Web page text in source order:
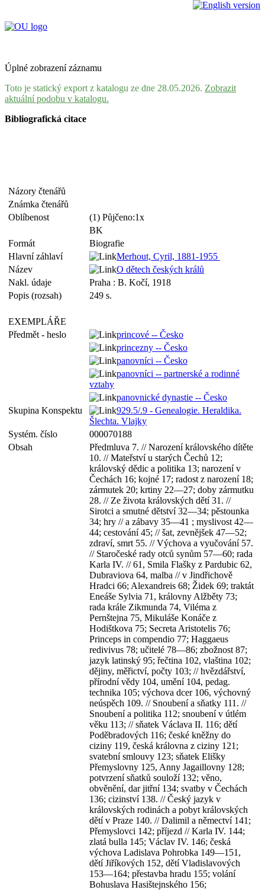
Úplné zobrazení záznamu
Toto je statický export z katalogu ze dne 28.05.2026. Zobrazit
aktuální podobu v katalogu.
Bibliografická citace
Názory čtenářů
Známka čtenářů
Oblíbenost
(1) Půjčeno:1x
BK
Formát
Biografie
Hlavní záhlaví
Merhout, Cyril, 1881-1955
Název
O dětech českých králů
Nakl. údaje
Praha : B. Kočí, 1918
Popis (rozsah)
249 s.
EXEMPLÁŘE
Předmět - heslo
princové -- Česko
princezny -- Česko
panovníci -- Česko
panovníci -- partnerské a rodinné
vztahy
panovnické dynastie -- Česko
Skupina Konspektu
929.5/.9 - Genealogie. Heraldika.
Šlechta. Vlajky
Systém. číslo
000070188
Obsah
Předmluva 7. // Narození královského dítěte
10. // Mateřství u starých Čechů 12;
královský dědic a politika 13; narození v
Čechách 16; kojné 17; radost z narození 18;
zármutek 20; krtiny 22—27; doby zármutku
28. // Ze života královských dětí 31. //
Sirotci a smutné dětství 32—34; pěstounka
34; hry // a zábavy 35—41 ; myslivost 42—
44; cestování 45; // šat, zevnějšek 47—52;
zdraví, smrt 55. // Výchova a vyučování 57.
// Staročeské rady otců synům 57—60; rada
Karla IV. // 61, Smila Flašky z Pardubic 62,
Dubraviova 64, malba // v Jindřichově
Hradci 66; Alexandreis 68; Židek 69; traktát
Eneáše Sylvia 71, královny Alžběty 73;
rada krále Zikmunda 74, Viléma z
Pernštejna 75, Mikuláše Konáče z
Hodištkova 75; Secreta Aristotelis 76;
Princeps in compendio 77; Haggaeus
redivivus 78; učitelé 78—86; zbožnost 87;
jazyk latinský 95; řečtina 102, vlaština 102;
dějiny, měřictví, počty 103; // hvězdářství,
přírodní vědy 104, umění 104, pedag.
technika 105; výchova dcer 106, výchovný
neúspěch 109. // Snoubení a sňatky 111. //
Snoubení a politika 112; snoubení v útlém
věku 113; // sňatek Václava II. 116; dětí
Poděbradových 116; české kněžny do
ciziny 119, česká královna z ciziny 121;
svatební smlouvy 123; sňatek Elišky
Přemyslovny 125, Anny Jagaillovny 128;
potvrzení sňatků souloží 132; věno,
obvěnění, dar jitřní 134; svatby v Čechách
136; cizinství 138. // Český jazyk v
královských rodinách a pobyt královských
dětí v Praze 140. // Dalimil a němectví 141;
Přemyslovci 142; příjezd // Karla IV. 144;
zlatá bulla 145; Václav IV. 146; česká
výchova Ladislava Pohrobka 149—151,
dětí Jiříkových 152, dětí Vladislavových
153—164; přestavba hradu 155; volání
Bohuslava Hasištejnského 156;